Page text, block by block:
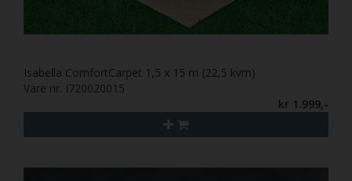
Isabella ComfortCarpet 1,5 x 15 m (22,5 kvm)
Vare nr. I720020015
kr 1.999,-